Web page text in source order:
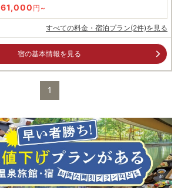
61,000 円~
すべての料金・宿泊プラン(2件)を見る
宿の基本情報を見る
1